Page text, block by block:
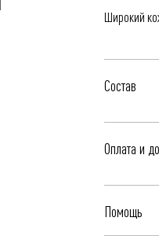
Широкий
Состав
100% Кожа
Оплата и
Яндекс.Сплит.
Помощь